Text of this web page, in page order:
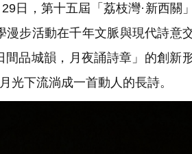
日，第十五屆「荔枝灣·新西關
步活動在千年文脈與現代詩意
品城韻，月夜誦詩章」的創新
光下流淌成一首動人的長詩。